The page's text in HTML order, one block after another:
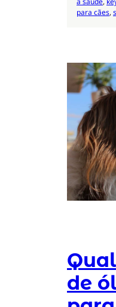
para cães,
de